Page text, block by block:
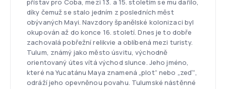
přístav pro Coba, mezi 13. a 15. stoletím se mu dařilo,
díky čemuž se stalo jedním z posledních měst
obývaných Mayi. Navzdory španělské kolonizaci byl
okupován až do konce 16. století. Dnes je to dobře
zachovalá pobřežní relikvie a oblíbená mezi turisty.
Tulum, známý jako město úsvitu, východně
orientovaný útes vítá východ slunce. Jeho jméno,
které na Yucatánu Maya znamená „plot“ nebo „zeď“,
odráží jeho opevněnou povahu. Tulumské nástěnné